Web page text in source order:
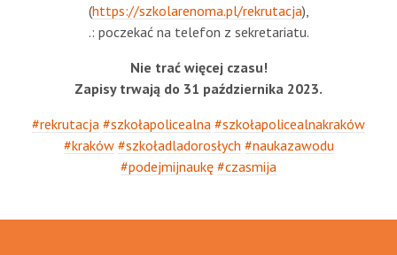
(https://szkolarenoma.pl/rekrutacja),
.: poczekać na telefon z sekretariatu.
Nie trać więcej czasu!
Zapisy trwają do 31 października 2023.
#rekrutacja #szkołapolicealna #szkołapolicealnakraków
#kraków #szkoładladorosłych #naukazawodu
#podejmijnaukę #czasmija